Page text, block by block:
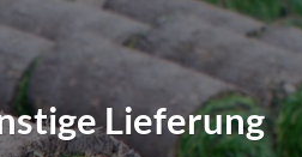
Lieferung